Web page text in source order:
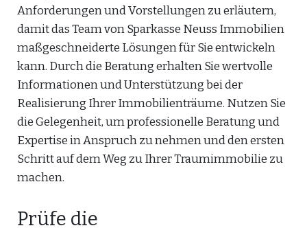
Anforderungen und Vorstellungen zu erläutern,
damit das Team von Sparkasse Neuss Immobilien
maßgeschneiderte Lösungen für Sie entwickeln
kann. Durch die Beratung erhalten Sie wertvolle
Informationen und Unterstützung bei der
Realisierung Ihrer Immobilienträume. Nutzen Sie
die Gelegenheit, um professionelle Beratung und
Expertise in Anspruch zu nehmen und den ersten
Schritt auf dem Weg zu Ihrer Traumimmobilie zu
machen.
Prüfe die